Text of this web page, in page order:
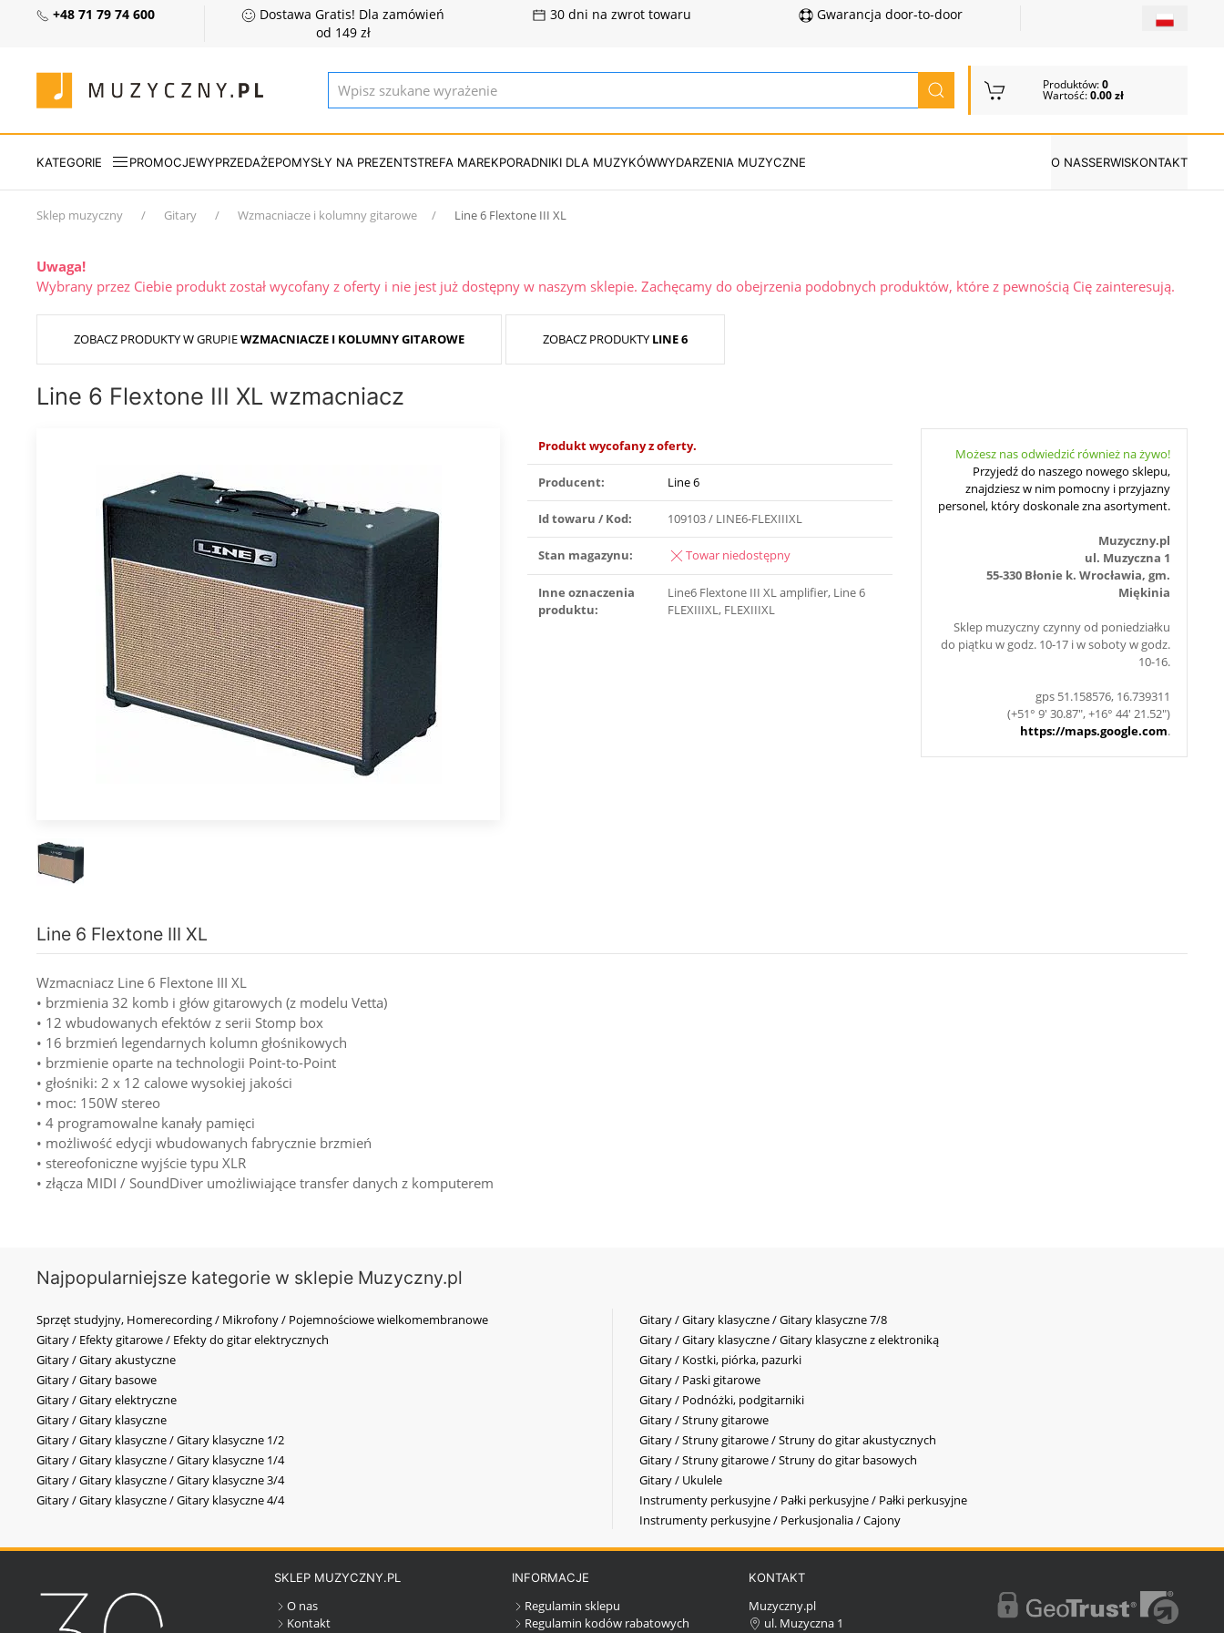
+48 71 79 74 600
Dostawa Gratis! Dla zamówień
od 149 zł
30 dni na zwrot towaru Gwarancja door-to-door
Produktów:0
Wartość:0.00 zł
KATEGORIE PROMOCJEWYPRZEDAŻEPOMYSŁY NA PREZENTSTREFA MAREKPORADNIKI DLA MUZYKÓWWYDARZENIA MUZYCZNE O NASSERWISKONTAKT
Sklep muzyczny Gitary Wzmacniacze i kolumny gitarowe Line 6 Flextone III XL
Uwaga!
Wybrany przez Ciebie produkt został wycofany z oferty i nie jest już dostępny w naszym sklepie. Zachęcamy do obejrzenia podobnych produktów, które z pewnością Cię zainteresują.
ZOBACZ PRODUKTY W GRUPIEWZMACNIACZE I KOLUMNY GITAROWE ZOBACZ PRODUKTY LINE 6
Line 6 Flextone III XL wzmacniacz
Produkt wycofany z oferty.
Producent: Line 6
Id towaru / Kod: 109103 / LINE6-FLEXIIIXL
Stan magazynu: Towar niedostępny
Inne oznaczenia
produktu:
Line6 Flextone III XL amplifier, Line 6
FLEXIIIXL, FLEXIIIXL
Możesz nas odwiedzić również na żywo!
Przyjedź do naszego nowego sklepu,
znajdziesz w nim pomocny i przyjazny
personel, który doskonale zna asortyment.
Muzyczny.pl
ul. Muzyczna 1
55-330 Błonie k. Wrocławia, gm.
Miękinia
Sklep muzyczny czynny od poniedziałku
do piątku w godz. 10-17 i w soboty w godz.
10-16.
gps 51.158576, 16.739311
(+51° 9' 30.87", +16° 44' 21.52")
https://maps.google.com.
Line 6 Flextone III XL
Wzmacniacz Line 6 Flextone III XL
• brzmienia 32 komb i głów gitarowych (z modelu Vetta)
• 12 wbudowanych efektów z serii Stomp box
• 16 brzmień legendarnych kolumn głośnikowych
• brzmienie oparte na technologii Point-to-Point
• głośniki: 2 x 12 calowe wysokiej jakości
• moc: 150W stereo
• 4 programowalne kanały pamięci
• możliwość edycji wbudowanych fabrycznie brzmień
• stereofoniczne wyjście typu XLR
• złącza MIDI / SoundDiver umożliwiające transfer danych z komputerem
Najpopularniejsze kategorie w sklepie Muzyczny.pl
Sprzęt studyjny, Homerecording / Mikrofony / Pojemnościowe wielkomembranowe
Gitary / Efekty gitarowe / Efekty do gitar elektrycznych
Gitary / Gitary akustyczne
Gitary / Gitary basowe
Gitary / Gitary elektryczne
Gitary / Gitary klasyczne
Gitary / Gitary klasyczne / Gitary klasyczne 1/2
Gitary / Gitary klasyczne / Gitary klasyczne 1/4
Gitary / Gitary klasyczne / Gitary klasyczne 3/4
Gitary / Gitary klasyczne / Gitary klasyczne 4/4
Gitary / Gitary klasyczne / Gitary klasyczne 7/8
Gitary / Gitary klasyczne / Gitary klasyczne z elektroniką
Gitary / Kostki, piórka, pazurki
Gitary / Paski gitarowe
Gitary / Podnóżki, podgitarniki
Gitary / Struny gitarowe
Gitary / Struny gitarowe / Struny do gitar akustycznych
Gitary / Struny gitarowe / Struny do gitar basowych
Gitary / Ukulele
Instrumenty perkusyjne / Pałki perkusyjne / Pałki perkusyjne
Instrumenty perkusyjne / Perkusjonalia / Cajony
SKLEP MUZYCZNY.PL
O nas
Kontakt
INFORMACJE
Regulamin sklepu
Regulamin kodów rabatowych
KONTAKT
Muzyczny.pl
ul. Muzyczna 1